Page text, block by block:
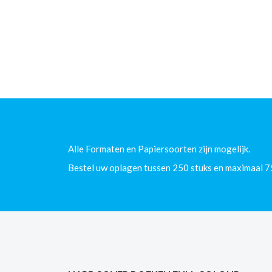
Alle Formaten en Papiersoorten zijn mogelijk.
Bestel uw oplagen tussen 250 stuks en maximaal